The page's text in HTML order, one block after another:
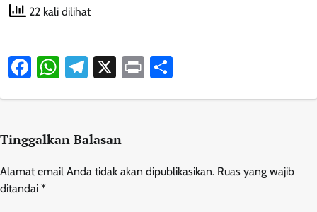
22 kali dilihat
Facebook
WhatsApp
Telegram
X Print
Tinggalkan Balasan
Alamat email Anda tidak akan dipublikasikan. Ruas yang wajib
ditandai *